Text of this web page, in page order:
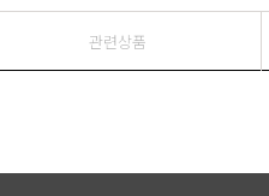
관련상품